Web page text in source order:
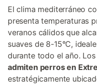
El clima mediterráneo
presenta temperaturas
veranos cálidos que
suaves de 8-15°C,
durante todo el año. Los
admiten perros en
estratégicamente